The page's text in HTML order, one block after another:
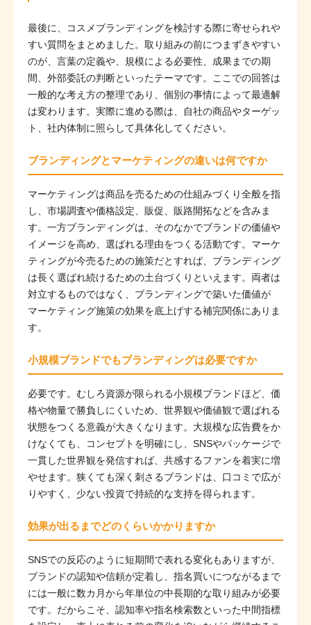
最後に、コスメブランディングを検討する際に寄せられや
すい質問をまとめました。取り組みの前につまずきやすい
のが、言葉の定義や、規模による必要性、成果までの期
間、外部委託の判断といったテーマです。ここでの回答は
一般的な考え方の整理であり、個別の事情によって最適解
は変わります。実際に進める際は、自社の商品やターゲッ
ト、社内体制に照らして具体化してください。
ブランディングとマーケティングの違いは何ですか
マーケティングは商品を売るための仕組みづくり全般を指
し、市場調査や価格設定、販促、販路開拓などを含みま
す。一方ブランディングは、そのなかでブランドの価値や
イメージを高め、選ばれる理由をつくる活動です。マーケ
ティングが今売るための施策だとすれば、ブランディング
は長く選ばれ続けるための土台づくりといえます。両者は
対立するものではなく、ブランディングで築いた価値が
マーケティング施策の効果を底上げする補完関係にありま
す。
小規模ブランドでもブランディングは必要ですか
必要です。むしろ資源が限られる小規模ブランドほど、価
格や物量で勝負しにくいため、世界観や価値観で選ばれる
状態をつくる意義が大きくなります。大規模な広告費をか
けなくても、コンセプトを明確にし、SNSやパッケージで
一貫した世界観を発信すれば、共感するファンを着実に増
やせます。狭くても深く刺さるブランドは、口コミで広が
りやすく、少ない投資で持続的な支持を得られます。
効果が出るまでどのくらいかかりますか
SNSでの反応のように短期間で表れる変化もありますが、
ブランドの認知や信頼が定着し、指名買いにつながるまで
には一般に数カ月から年単位の中長期的な取り組みが必要
です。だからこそ、認知率や指名検索数といった中間指標